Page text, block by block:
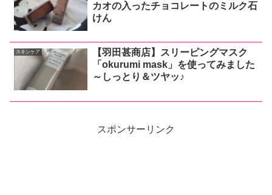
カオの入ったチョコレートのミルク石
けん
スキンケア
【羽田甚商店】スリーピングマスク
「okurumi mask」を使ってみました
～しっとり＆ツヤッ♪
スポンサーリンク